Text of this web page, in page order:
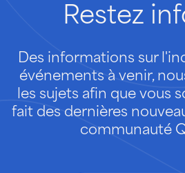
Restez
Des informations sur
événements à venir,
les sujets afin que vous
fait des dernières
communauté